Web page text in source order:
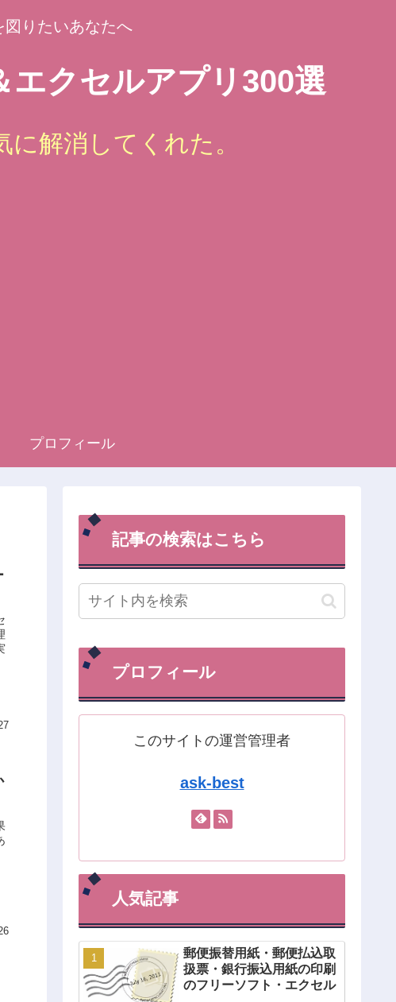
図りたいあなたへ
クセルアプリ300選
解消してくれた。
プロフィール
記事の検索はこちら
プロフィール
このサイトの運営管理者
ask-best
人気記事
郵便振替用紙・郵便払込取
扱票・銀行振込用紙の印刷
のフリーソフト・エクセル